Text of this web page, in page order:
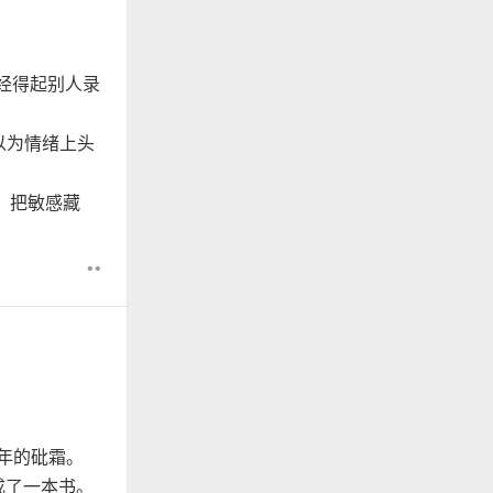
得起别人录
为情绪上头
把敏感藏
••
砒霜。
一本书。